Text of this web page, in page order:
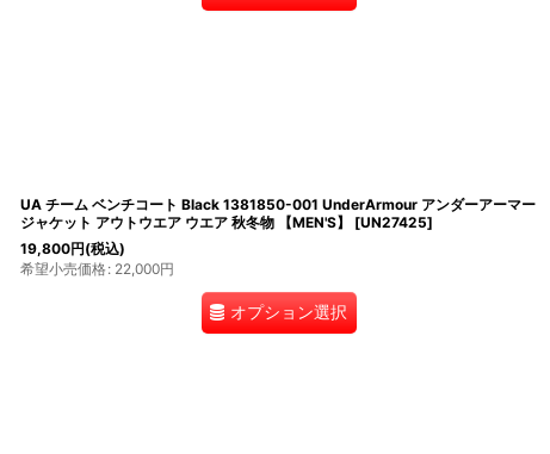
UA チーム ベンチコート Black 1381850-001 UnderArmour アンダーアーマー
ジャケット アウトウエア ウエア 秋冬物 【MEN'S】
[UN27425]
19,800円(税込)
希望小売価格: 22,000円
オプション選択